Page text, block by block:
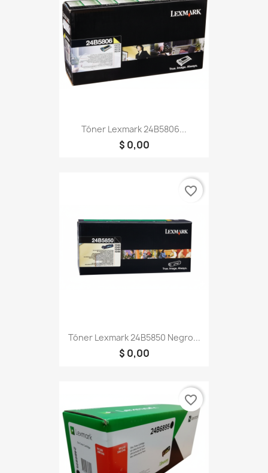
Tóner Lexmark 24B5806...
$ 0,00
Tóner Lexmark 24B5850 Negro...
$ 0,00
favorite_border
favorite_border